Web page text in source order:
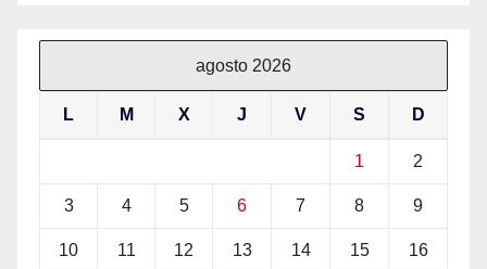
agosto 2026
L M X J V S D
1 2
3 4 5 6 7 8 9
10 11 12 13 14 15 16